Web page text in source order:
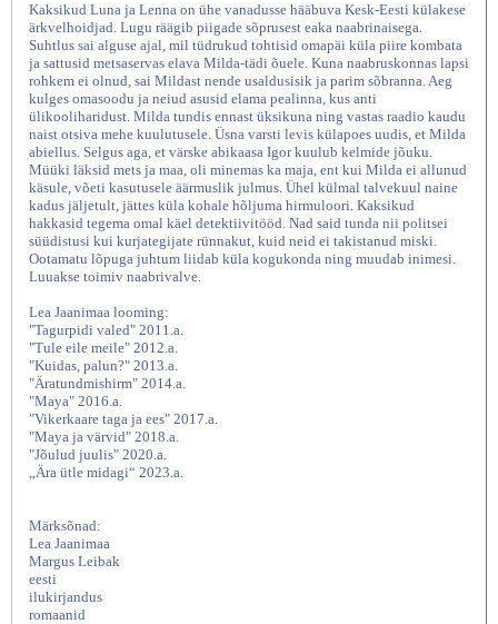
Kaksikud Luna ja Lenna on ühe vanadusse hääbuva Kesk-Eesti külakese
ärkvelhoidjad. Lugu räägib piigade sõprusest eaka naabrinaisega.
Suhtlus sai alguse ajal, mil tüdrukud tohtisid omapäi küla piire kombata
ja sattusid metsaservas elava Milda-tädi õuele. Kuna naabruskonnas lapsi
rohkem ei olnud, sai Mildast nende usaldusisik ja parim sõbranna. Aeg
kulges omasoodu ja neiud asusid elama pealinna, kus anti
ülikooliharidust. Milda tundis ennast üksikuna ning vastas raadio kaudu
naist otsiva mehe kuulutusele. Üsna varsti levis külapoes uudis, et Milda
abiellus. Selgus aga, et värske abikaasa Igor kuulub kelmide jõuku.
Müüki läksid mets ja maa, oli minemas ka maja, ent kui Milda ei allunud
käsule, võeti kasutusele äärmuslik julmus. Ühel külmal talvekuul naine
kadus jäljetult, jättes küla kohale hõljuma hirmuloori. Kaksikud
hakkasid tegema omal käel detektiivitööd. Nad said tunda nii politsei
süüdistusi kui kurjategijate rünnakut, kuid neid ei takistanud miski.
Ootamatu lõpuga juhtum liidab küla kogukonda ning muudab inimesi.
Luuakse toimiv naabrivalve.
Lea Jaanimaa looming:
"Tagurpidi valed" 2011.a.
"Tule eile meile" 2012.a.
"Kuidas, palun?" 2013.a.
"Äratundmishirm" 2014.a.
"Maya" 2016.a.
"Vikerkaare taga ja ees" 2017.a.
"Maya ja värvid" 2018.a.
"Jõulud juulis" 2020.a.
„Ära ütle midagi“ 2023.a.
Märksõnad:
Lea Jaanimaa
Margus Leibak
eesti
ilukirjandus
romaanid